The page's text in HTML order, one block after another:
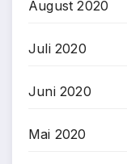
August 2020
Juli 2020
Juni 2020
Mai 2020